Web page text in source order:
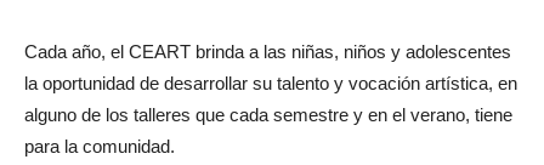
Cada año, el CEART brinda a las niñas, niños y adolescentes
la oportunidad de desarrollar su talento y vocación artística, en
alguno de los talleres que cada semestre y en el verano, tiene
para la comunidad.